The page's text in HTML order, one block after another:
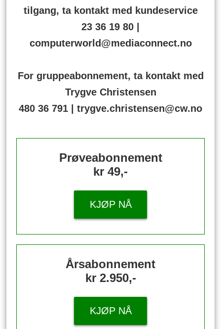
tilgang, ta kontakt med kundeservice
23 36 19 80 |
computerworld@mediaconnect.no
For gruppeabonnement, ta kontakt med
Trygve Christensen
480 36 791 | trygve.christensen@cw.no
Prøveabonnement
kr 49,-
KJØP NÅ
Årsabonnement
kr 2.950,-
KJØP NÅ